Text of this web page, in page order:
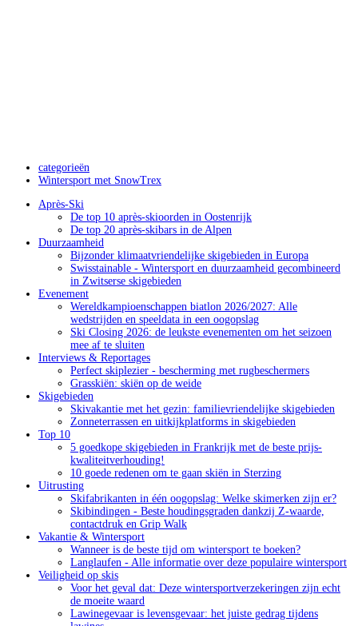
categorieën
Wintersport met SnowTrex
Après-Ski
De top 10 après-skioorden in Oostenrijk
De top 20 après-skibars in de Alpen
Duurzaamheid
Bijzonder klimaatvriendelijke skigebieden in Europa
Swisstainable - Wintersport en duurzaamheid gecombineerd
in Zwitserse skigebieden
Evenement
Wereldkampioenschappen biatlon 2026/2027: Alle
wedstrijden en speeldata in een oogopslag
Ski Closing 2026: de leukste evenementen om het seizoen
mee af te sluiten
Interviews & Reportages
Perfect skiplezier - bescherming met rugbeschermers
Grasskiën: skiën op de weide
Skigebieden
Skivakantie met het gezin: familievriendelijke skigebieden
Zonneterrassen en uitkijkplatforms in skigebieden
Top 10
5 goedkope skigebieden in Frankrijk met de beste prijs-
kwaliteitverhouding!
10 goede redenen om te gaan skiën in Sterzing
Uitrusting
Skifabrikanten in één oogopslag: Welke skimerken zijn er?
Skibindingen - Beste houdingsgraden dankzij Z-waarde,
contactdruk en Grip Walk
Vakantie & Wintersport
Wanneer is de beste tijd om wintersport te boeken?
Langlaufen - Alle informatie over deze populaire wintersport
Veiligheid op skis
Voor het geval dat: Deze wintersportverzekeringen zijn echt
de moeite waard
Lawinegevaar is levensgevaar: het juiste gedrag tijdens